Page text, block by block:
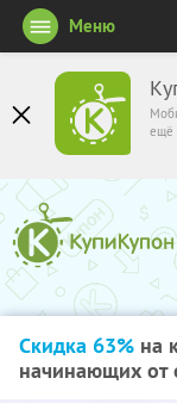
ещё
Меню
Скидка 63% на
начинающих от